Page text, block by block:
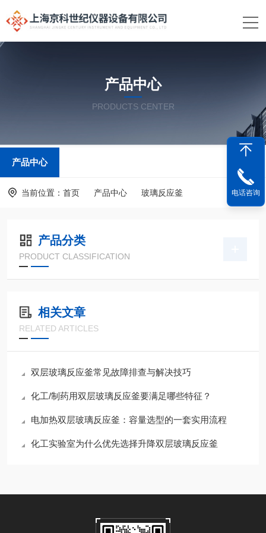
产品中心
PRODUCTS CENTER
产品中心
当前位置： 首页 产品中心 玻璃反应釜
产品分类
PRODUCT CLASSIFICATION
相关文章
RELATED ARTICLES
双层玻璃反应釜常见故障排查与解决技巧
化工/制药用双层玻璃反应釜要满足哪些特征？
电加热双层玻璃反应釜：容量选型的一套实用流程
化工实验室为什么优先选择升降双层玻璃反应釜
电话咨询